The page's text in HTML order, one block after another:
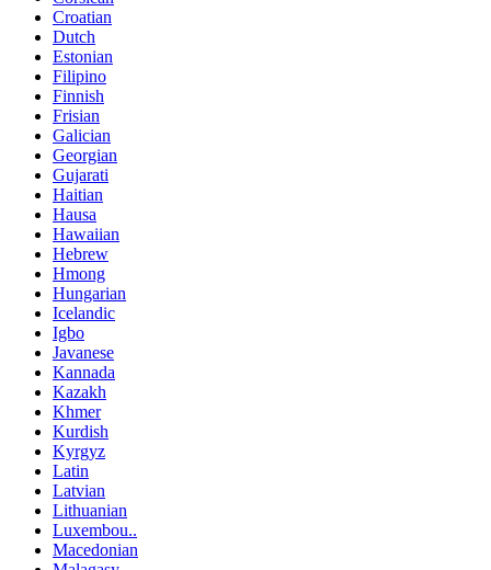
Croatian
Dutch
Estonian
Filipino
Finnish
Frisian
Galician
Georgian
Gujarati
Haitian
Hausa
Hawaiian
Hebrew
Hmong
Hungarian
Icelandic
Igbo
Javanese
Kannada
Kazakh
Khmer
Kurdish
Kyrgyz
Latin
Latvian
Lithuanian
Luxembou..
Macedonian